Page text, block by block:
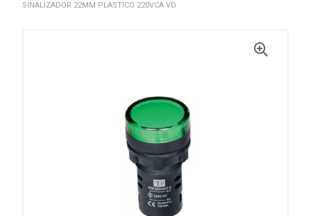
SINALIZADOR 22MM PLASTICO 220VCA VD